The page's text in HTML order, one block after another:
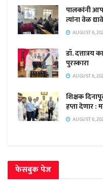
पालकांनी
त्यांना वेळ
AUGUST 6,
डॉ. दत्तात्रय
पुरस्कारा
AUGUST 6,
शिक्षक
हप्ता देणार :
AUGUST 6,
फेसबुक पेज